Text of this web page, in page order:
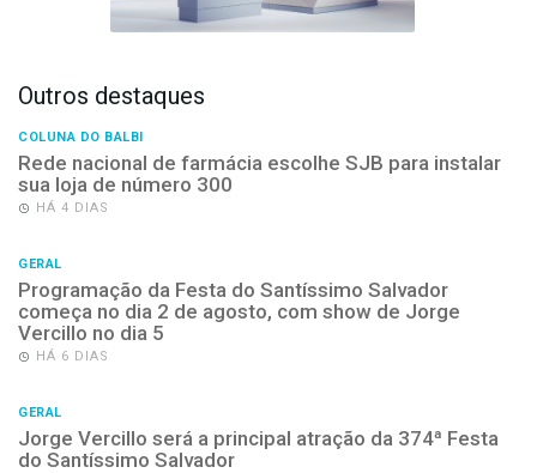
Outros destaques
COLUNA DO BALBI
Rede nacional de farmácia escolhe SJB para instalar
sua loja de número 300
HÁ 4 DIAS
GERAL
Programação da Festa do Santíssimo Salvador
começa no dia 2 de agosto, com show de Jorge
Vercillo no dia 5
HÁ 6 DIAS
GERAL
Jorge Vercillo será a principal atração da 374ª Festa
do Santíssimo Salvador